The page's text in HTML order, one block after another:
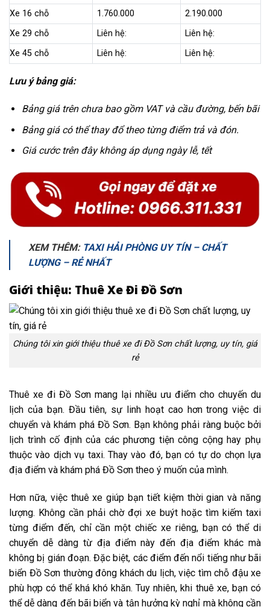
Xe 16 chỗ
1.760.000
2.190.000
Xe 29 chỗ
Liên hệ:
Liên hệ:
Xe 45 chỗ
Liên hệ: Liên hệ:
Lưu ý bảng giá:
Bảng giá trên chưa bao gồm VAT và cầu đường, bến bãi
Bảng giá có thể thay đổ theo từng điểm trả và đón.
Giá cước trên đây không áp dụng ngày lễ, tết
XEM THÊM: TAXI HẢI PHÒNG UY TÍN – CHẤT
LƯỢNG – RẺ NHẤT
Giới thiệu: Thuê Xe Đi Đồ Sơn
Chúng tôi xin giới thiệu thuê xe đi Đồ Sơn chất lượng, uy tín, giá
rẻ
Thuê xe đi Đồ Sơn mang lại nhiều ưu điểm cho chuyến du
lịch của bạn. Đầu tiên, sự linh hoạt cao hơn trong việc di
chuyển và khám phá Đồ Sơn. Bạn không phải ràng buộc bởi
lịch trình cố định của các phương tiện công cộng hay phụ
thuộc vào dịch vụ taxi. Thay vào đó, bạn có tự do chọn lựa
địa điểm và khám phá Đồ Sơn theo ý muốn của mình.
Hơn nữa, việc thuê xe giúp bạn tiết kiệm thời gian và năng
lượng. Không cần phải chờ đợi xe buýt hoặc tìm kiếm taxi
từng điểm đến, chỉ cần một chiếc xe riêng, bạn có thể di
chuyển dễ dàng từ địa điểm này đến địa điểm khác mà
không bị gián đoạn. Đặc biệt, các điểm đến nổi tiếng như bãi
biển Đồ Sơn thường đông khách du lịch, việc tìm chỗ đậu xe
phù hợp có thể khá khó khăn. Tuy nhiên, khi thuê xe, bạn có
thể dễ dàng đến bãi biển và tận hưởng kỳ nghỉ mà không cần